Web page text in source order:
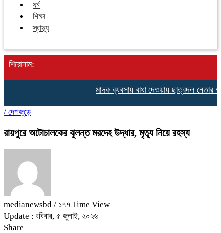
ধর্ম
শিক্ষা
স্বাস্থ্য
শিরোনাম:
মাদক ব্যবসায় বাধা দেওয়ায় ছাত্রদল নেতার
/ দেশজুড়ে
রায়পুরে অটোচালকের ঝুলন্ত মরদেহ উদ্ধার, মৃত্যু নিয়ে রহস্য
medianewsbd / ১৭৭ Time View
Update : রবিবার, ৫ জুলাই, ২০২৬
Share